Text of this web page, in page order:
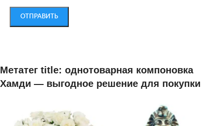
Метатег title: однотоварная компоновка
Хамди — выгодное решение для покупки